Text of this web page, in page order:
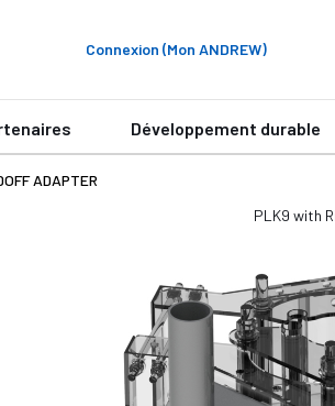
Connexion (Mon ANDREW)
Développement durable
ADAPTER
PLK9 with